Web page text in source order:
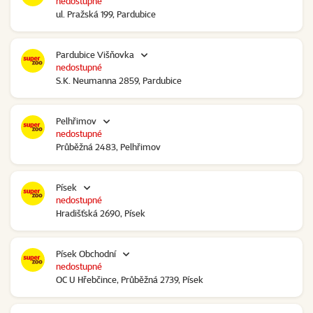
ul. Pražská 199, Pardubice
Pardubice Višňovka
S.K. Neumanna 2859, Pardubice
nedostupné
Pelhřimov
Průběžná 2483, Pelhřimov
nedostupné
Písek
Hradišťská 2690, Písek
nedostupné
Písek Obchodní
OC U Hřebčince, Průběžná 2739, Písek
nedostupné